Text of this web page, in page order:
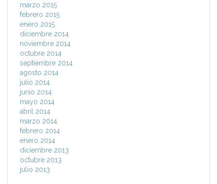
marzo 2015
febrero 2015
enero 2015
diciembre 2014
noviembre 2014
octubre 2014
septiembre 2014
agosto 2014
julio 2014
junio 2014
mayo 2014
abril 2014
marzo 2014
febrero 2014
enero 2014
diciembre 2013
octubre 2013
julio 2013